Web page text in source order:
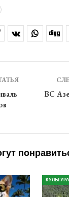
ВС
КУЛЬТУРА